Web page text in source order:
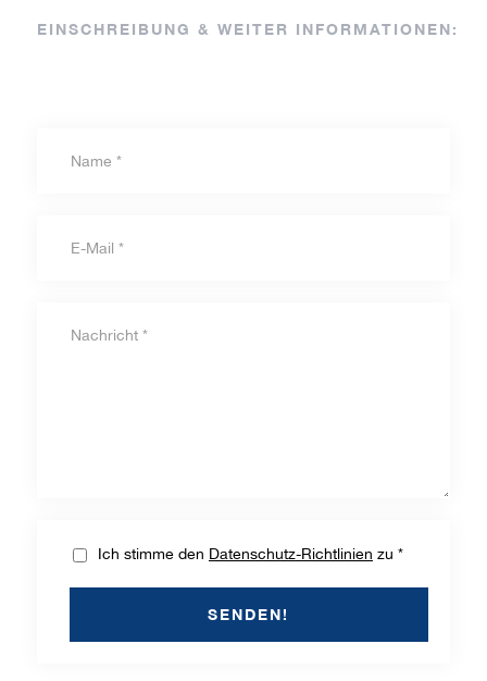
EINSCHREIBUNG & WEITER INFORMATIONEN:
Ich stimme den Datenschutz-Richtlinien zu *